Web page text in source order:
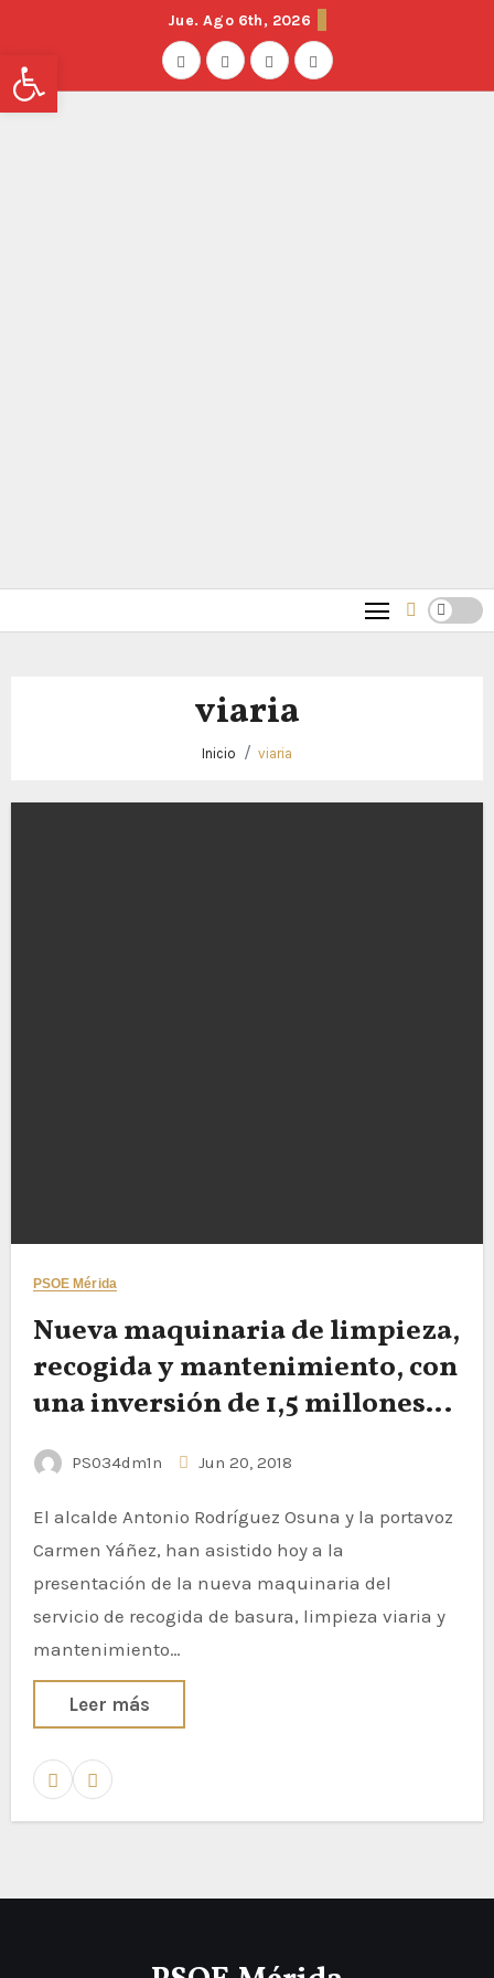
Jue. Ago 6th, 2026
viaria
Inicio viaria
PSOE Mérida
Nueva maquinaria de limpieza,
recogida y mantenimiento, con
una inversión de 1,5 millones
de euros
PS034dm1n Jun 20, 2018
El alcalde Antonio Rodríguez Osuna y la portavoz
Carmen Yáñez, han asistido hoy a la
presentación de la nueva maquinaria del
servicio de recogida de basura, limpieza viaria y
mantenimiento…
Leer más
Abrir barra de herramientas